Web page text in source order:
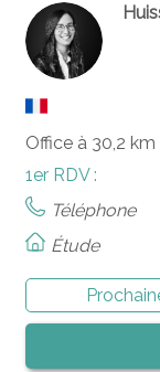
Office à 30,2
1er RDV :
Téléphone
Étude